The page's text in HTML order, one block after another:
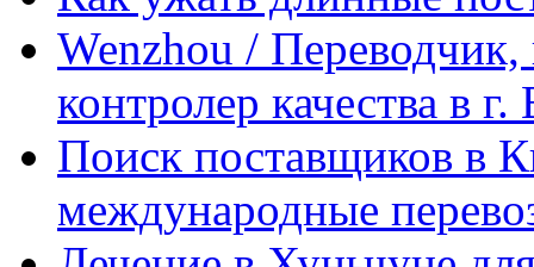
Wenzhou / Переводчик,
контролер качества в
Поиск поставщиков в
международные